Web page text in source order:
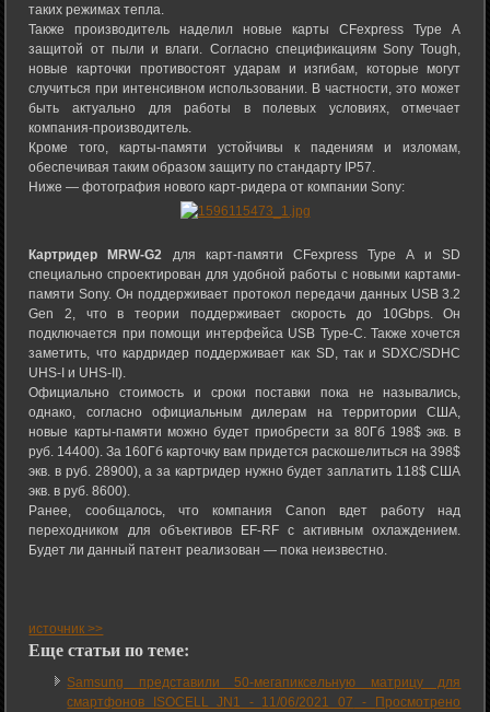
таких режимах тепла.
Также производитель наделил новые карты CFexpress Type A
защитой от пыли и влаги. Согласно спецификациям Sony Tough,
новые карточки противостоят ударам и изгибам, которые могут
случиться при интенсивном использовании. В частности, это может
быть актуально для работы в полевых условиях, отмечает
компания-производитель.
Кроме того, карты-памяти устойчивы к падениям и изломам,
обеспечивая таким образом защиту по стандарту IP57.
Ниже — фотография нового карт-ридера от компании Sony:
Картридер MRW-G2 для карт-памяти CFexpress Type A и SD
специально спроектирован для удобной работы с новыми картами-
памяти Sony. Он поддерживает протокол передачи данных USB 3.2
Gen 2, что в теории поддерживает скорость до 10Gbps. Он
подключается при помощи интерфейса USB Type-C. Также хочется
заметить, что кардридер поддерживает как SD, так и SDXC/SDHC
UHS-I и UHS-II).
Официально стоимость и сроки поставки пока не назывались,
однако, согласно официальным дилерам на территории США,
новые карты-памяти можно будет приобрести за 80Гб 198$ экв. в
руб. 14400). За 160Гб карточку вам придется раскошелиться на 398$
экв. в руб. 28900), а за картридер нужно будет заплатить 118$ США
экв. в руб. 8600).
Ранее, сообщалось, что компания Canon вдет работу над
переходником для объективов EF-RF с активным охлаждением.
Будет ли данный патент реализован — пока неизвестно.
источник >>
Еще статьи по теме:
Samsung представили 50-мегапиксельную матрицу для
смартфонов ISOCELL JN1 - 11/06/2021 07 -
Просмотрено